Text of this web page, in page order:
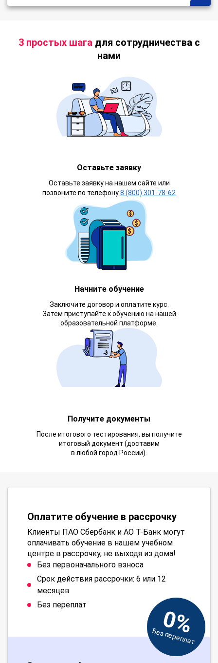
3 простых шагадля сотрудничества с
нами
Оставьте заявку
Оставьте заявку на нашем сайте или
позвоните по телефону8 (800) 301-78-62
Начните обучение
Заключите договор и оплатите курс.
Затем приступайте к обучению на нашей
образовательной платформе.
Получите документы
После итогового тестирования, вы получите
итоговый документ (доставим
в любой город России).
Оплатите обучение в рассрочку
Клиенты ПАО Сбербанк и АО Т-Банк могут
оплачивать обучение в нашем учебном
центре в рассрочку, не выходя из дома!
Без первоначального взноса
Срок действия рассрочки: 6 или 12
месяцев
Без переплат
0%
Без переплат